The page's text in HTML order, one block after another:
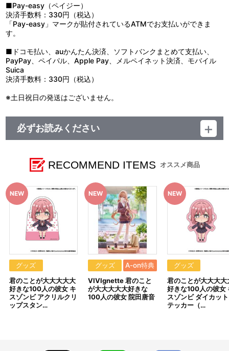
■Pay-easy（ペイジー）
決済手数料：330円（税込）
「Pay-easy」マークが貼付されているATMでお支払いができま
す。
■ドコモ払い、auかんたん決済、ソフトバンクまとめて支払い、
PayPay、ペイパル、Apple Pay、メルペイネット決済、モバイル
Suica
決済手数料：330円（税込）
※土日祝日の発送はございません。
必ずお読みください
済」、「Pay-easy（ペイジー）」、「WEB・スマホ決済」のみと
なります。
※メール受信設定を行っているお客様につきましては、必ず
[@bnfw.co.jp]のドメイン指定受信の設定をお願いいたします。
(受信許可の設定を行わないとメールが「迷惑メールフォルダ」に
入る場合や届かない場合がございます。)
※決済方法「カード決済」を選択時は、発売月の上旬ごろに決済処
理を実施いたします。
※決済方法「コンビニ決済」、「Pay-easy（ペイジー）」を選択時
は、発売月の上旬以降、メールにてお支払い方法をご案内させてい
ただきます。
あらかじめ[@bnfw.co.jp]のドメイン指定受信の設定をお願いい
たします。
メールにてご案内させていただきましたお支払期日までに購入・
決済手続きが行われなかった場合は、キャンセル扱いとして手続き
を致します。
いかなる理由でも、決済期間の延長は対応出来かねます。
RECOMMEND ITEMS オススメ商品
グッズ
君のことが大大大大大
好きな100人の彼女 キ
スゾンビ アクリルクリ
ップスタン…
グッズ
A-on特典
VIVIgnette 君のこと
が大大大大大好きな
100人の彼女 院田唐音
グッズ
君のことが大大大大
好きな100人の彼女
スゾンビ ダイカッ
テッカー（…